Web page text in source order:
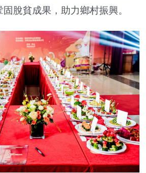
脫貧成果，助力鄉村振興。